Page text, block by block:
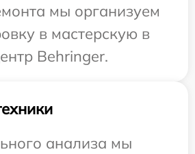
мы организуем
в мастерскую в
Behringer.
анализа мы